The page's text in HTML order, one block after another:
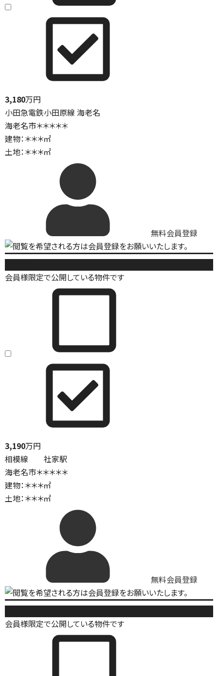
3,180万円
小田急電鉄小田原線 海老名
海老名市＊＊＊＊＊
建物：＊＊＊㎡
土地：＊＊＊㎡
無料会員登録
会員様限定で公開している物件です
3,190万円
相模線 社家駅
海老名市＊＊＊＊＊
建物：＊＊＊㎡
土地：＊＊＊㎡
無料会員登録
会員様限定で公開している物件です